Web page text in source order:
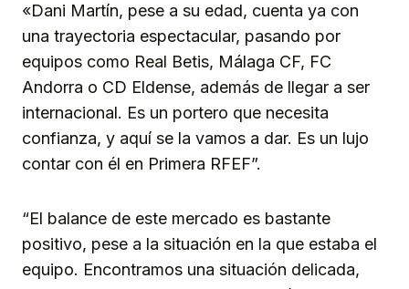
«Dani Martín, pese a su edad, cuenta ya con
una trayectoria espectacular, pasando por
equipos como Real Betis, Málaga CF, FC
Andorra o CD Eldense, además de llegar a ser
internacional. Es un portero que necesita
confianza, y aquí se la vamos a dar. Es un lujo
contar con él en Primera RFEF”.
“El balance de este mercado es bastante
positivo, pese a la situación en la que estaba el
equipo. Encontramos una situación delicada,